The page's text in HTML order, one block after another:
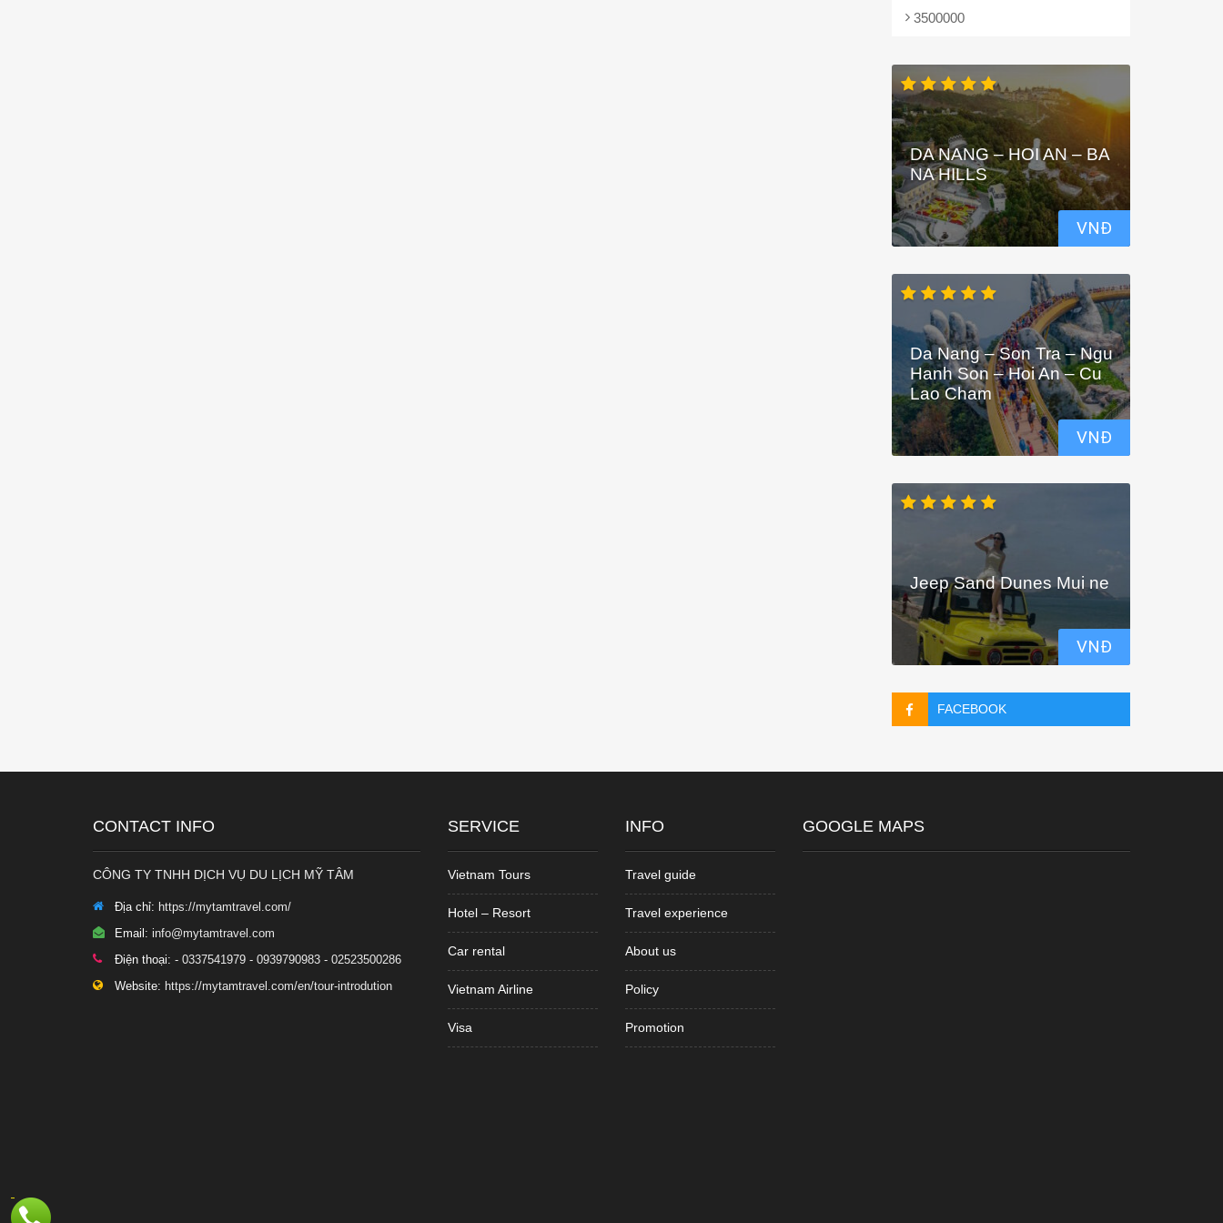
3500000
DA NANG – HOI AN – BA
NA HILLS
VNĐ
Da Nang – Son Tra – Ngu
Hanh Son – Hoi An – Cu
Lao Cham
VNĐ
Jeep Sand Dunes Mui ne
VNĐ
FACEBOOK
CONTACT INFO
CÔNG TY TNHH DỊCH VỤ DU LỊCH MỸ TÂM
Địa chỉ: https://mytamtravel.com/
Email: info@mytamtravel.com
Điện thoại: - 0337541979 - 0939790983 - 02523500286
Website: https://mytamtravel.com/en/tour-introdution
SERVICE
Vietnam Tours
Hotel – Resort
Car rental
Vietnam Airline
Visa
INFO
Travel guide
Travel experience
About us
Policy
Promotion
GOOGLE MAPS